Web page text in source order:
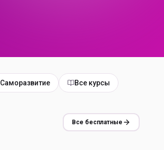
Саморазвитие Все курсы
Все бесплатные